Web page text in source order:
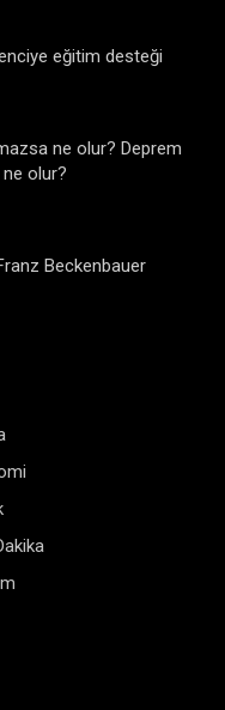
eğitim desteği
ne olur? Deprem
ne olur?
Beckenbauer